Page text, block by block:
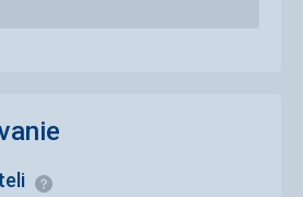
Informácie